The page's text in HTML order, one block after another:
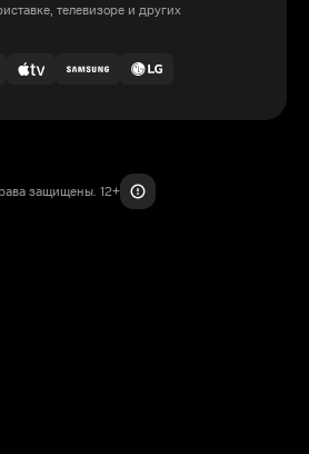
телевизоре и других
защищены. 12+